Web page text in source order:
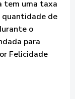
tem uma taxa
quantidade de
o
para
Felicidade